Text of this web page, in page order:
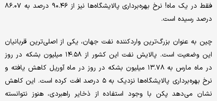
فقط در یک ماه! نرخ بهره‌برداری پالایشگاه‌ها نیز از ۹۰.۴۶ درصد به ۸۶.۰۷
درصد رسیده است.
چین به ‌عنوان بزرگ‌ترین واردکننده نفت جهان، یکی از اصلی‌ترین قربانیان
این وضعیت است. پالایش نفت این کشور از ۱۴.۵۸ میلیون بشکه در روز
در ماه مارس به ۱۳.۷۸ میلیون بشکه در روز در ماه آوریل کاهش یافته و
نرخ بهره‌برداری پالایشگاه‌ها نزدیک به ۵ درصد افت کرده است. این کاهش
نشان می‌دهد پکن با وجود استفاده از ذخایر راهبردی، هنوز نتوانسته